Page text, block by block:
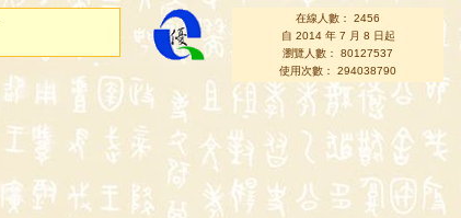
在線人數： 2456
自 2014 年 7 月 8 日起
瀏覽人數： 80127537
使用次數： 294038790